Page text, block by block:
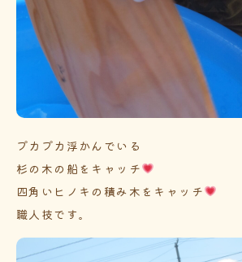
プカプカ浮かんでいる
杉の木の船をキャッチ
四角いヒノキの積み木をキャッチ
職人技です。